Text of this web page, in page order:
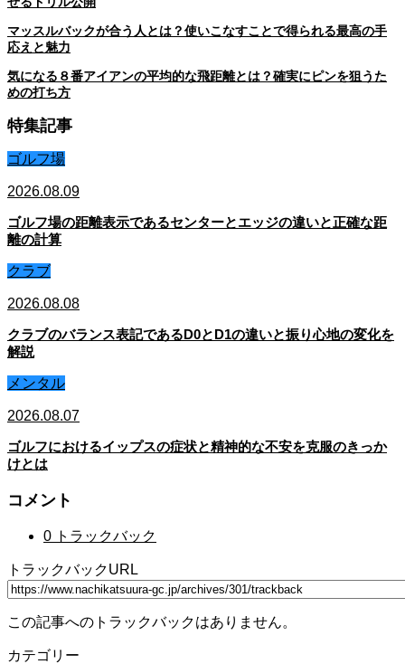
マッスルバックが合う人とは？使いこなすことで得られる最高の手
応えと魅力
気になる８番アイアンの平均的な飛距離とは？確実にピンを狙うた
めの打ち方
特集記事
ゴルフ場
2026.08.09
ゴルフ場の距離表示であるセンターとエッジの違いと正確な距
離の計算
クラブ
2026.08.08
クラブのバランス表記であるD0とD1の違いと振り心地の変化を
解説
メンタル
2026.08.07
ゴルフにおけるイップスの症状と精神的な不安を克服のきっか
けとは
コメント
0 トラックバック
トラックバックURL
この記事へのトラックバックはありません。
カテゴリー